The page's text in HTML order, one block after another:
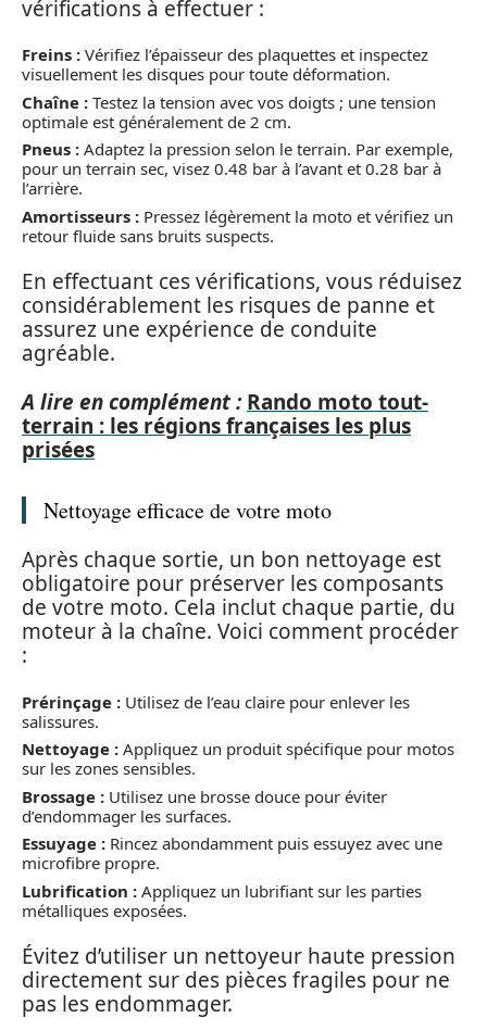
vérifications à effectuer :
Freins : Vérifiez l’épaisseur des plaquettes et inspectez
visuellement les disques pour toute déformation.
Chaîne : Testez la tension avec vos doigts ; une tension
optimale est généralement de 2 cm.
Pneus : Adaptez la pression selon le terrain. Par exemple,
pour un terrain sec, visez 0.48 bar à l’avant et 0.28 bar à
l’arrière.
Amortisseurs : Pressez légèrement la moto et vérifiez un
retour fluide sans bruits suspects.
En effectuant ces vérifications, vous réduisez
considérablement les risques de panne et
assurez une expérience de conduite
agréable.
A lire en complément : Rando moto tout-
terrain : les régions françaises les plus
prisées
Nettoyage efficace de votre moto
Après chaque sortie, un bon nettoyage est
obligatoire pour préserver les composants
de votre moto. Cela inclut chaque partie, du
moteur à la chaîne. Voici comment procéder
:
Prérinçage : Utilisez de l’eau claire pour enlever les
salissures.
Nettoyage : Appliquez un produit spécifique pour motos
sur les zones sensibles.
Brossage : Utilisez une brosse douce pour éviter
d’endommager les surfaces.
Essuyage : Rincez abondamment puis essuyez avec une
microfibre propre.
Lubrification : Appliquez un lubrifiant sur les parties
métalliques exposées.
Évitez d’utiliser un nettoyeur haute pression
directement sur des pièces fragiles pour ne
pas les endommager.